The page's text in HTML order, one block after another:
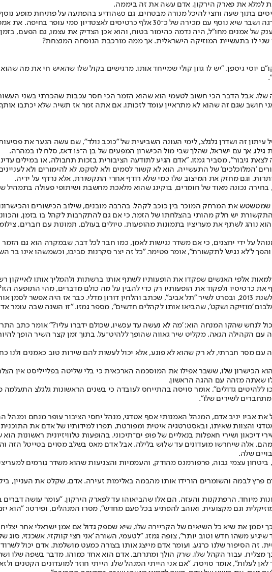
מנת למלא את פארק הירקון, אדם עשה את זה ביממה.
פחות משעתיים. לאחר שהתרגל בקלות למלא את ההיכל ביד אליהו, קפץ מדרגה ושבר שיא נוסף עם
של אמנים מחו"ל, היה נדמה כהימור בטוח, והוא אכן הצדיק את עצמו, גם הפעם,
שני לו בתעשיית המוזיקה הישראלית. אך ממה מורכבת הנוסחה המנצחת?
יוסי גיספן. "יש לו גוון קולי שמייחד אותו. מרגישים בקול שלו שהאיש חי את מה
אבל הדבר הכי חשוב לטעמי הוא שהוא הזמר הכי חסר עכבות שהכרתי בשני
חושב שגם זה שהוא לא מתראיין עומד לזכותו. אם אתה זמר אז תשיר. שלא יכתבו
זה ושדרן גלגלצ, לימי העונה השביעית של "כוכב נולד", שם עשה הנער את
שהלך שבי מול הכישרון המפעים של בן ה־15 דאז, סלח לו במהרה.
גיבור", מסביר גמזו. "אדם הגיע לתודעה הציבורית בזכות תחבולה, או במילים
'המלוכלכים' של התעשייה. הוא לא קשור לסמים ולא לסקס, לא להימורים ולא
וגם מחזק את המיצוב שלו כמי שלא רודף אחרי התקשורת, אלא נרדף על ידיה.
בחירה נכונה מאוד של חומרים, בוקינג שהוא מלאכת מחשבת ושיתופי פעולה
את המרחק המוכר בין כוכב לקהל. בהרבה מובנים, שילוב הכישורים
יש חלק מהותי בהצלחתו של הזמר, כי אם גם להתקרבות לקהל בו בזמן,
באינסטגרם בלבד, שם הוא נוהג לשתף את מעריציו בתמונות מהופעות, טיולים בעולם, תמונות
על ידי יחצנים, כי אם משדר נגישות לאמן, כמו חבר לכל דבר, שבמקרה הוא גם
ל'לא נגיש' לתקשורת", אומר פטימר. "כל זה יצר סקרנות סביבו, וכשמשהו אינו בר
אלפי האנשים שפקדו את הופעותיו לשתף אותו ברשתות ולהמליך אותו לאייקון
כרטיסיו ולפקוד את הופעותיו רק כדי להבין על מה כולם מדברים, מהי התופעה
את נקודת המפנה המשמעותית ביותר בקריירה של אדם מנכסים המומחים לשנת 2013, ובפרט לשיר "תל אביב", שכתב והלחין
'מוזיקה ושקט', שהביאו אותו לקהלים חדשים", מספר גמזו. "זו השנה שבה עומר
לנחש שהקו המנחה הוא: 'מה לא נעשה עד עכשיו, שכולם ידברו עליו?'" אומר כתב
עם הקהילה הגאה, מקליט שיר גאווה שהופך ללהיט־על. בתוך זמן קצר השיר הופך
עם מסר חברתי, לא רק שהוא לא פוגע, אלא יכול לעשות להם שירות טוב כאמנים
שלו, ששבר אפילו את המוסכמה הארכאית כי בלי שליטה בפלייליסט אין
שאתה מזהה עם ההגה הראשון.
ללהיטים גדולים", אומר סויסה בהתייחס לעובדה כי בשנים הראשונות גלגלצ
לשירים שלו".
אביו יניב אדם, המנהל האמנותי אסף אטדגי, מנהל יחסי הציבור עופר מנחם ומנהל
והצוות שאיתו, ובאסטרטגיה איטית ומפורטת, תפרו למידותיו של אדם את התוכנית
ושירי חאפלות בנאליים של פופ ים־תיכוני. בהופעות טלוויזיונית ראשונות הוא
אלה שיחרשו מועדונים עד שלוש בלילה. אבל אדם מאס בשלב מסוים בטייטל הזה
שלה.
עצמי גבוה, פרפורמנס מהודק, והעממיות והצניעות שהוא משדר גורמים
לבמה והשומרים הורידו אותו מהבמה באלימות זעירה. אדם, שקלט את העניין,
מיוחד, הרפתקנות והעזה, הם אלו שהביאוהו עד לפארק הירקון. "עומר עושה
וגם מקצועית, ואוהב להפתיע בכל פעם מחדש", מסרו המנהלים, ופירטו: "הוא
את שיא כל השיאים של הקריירה שלו, שיא שספק גדול אם אמן ישראלי אחר
משהו חדש וטוב יותר", צופה גמזו. "לטעמי, השורה 'אני חצי קווקזי, אשכנזי, סוג
בלחן עליז יחסית. זה הסיפור שלנו כרגע, ועומר אדם מייצג אותו בצורה כמעט מושלמת. אדם
כך מצליח. עבור הקהל שלו, שרק הולך ומתרחב, אדם הוא אחד כמוהו, מדבר בשפה שלו
לעלות", אומר סויסה. "אם אני הייתי המנהל שלו, הייתי חוזר למועדונים הקטנים